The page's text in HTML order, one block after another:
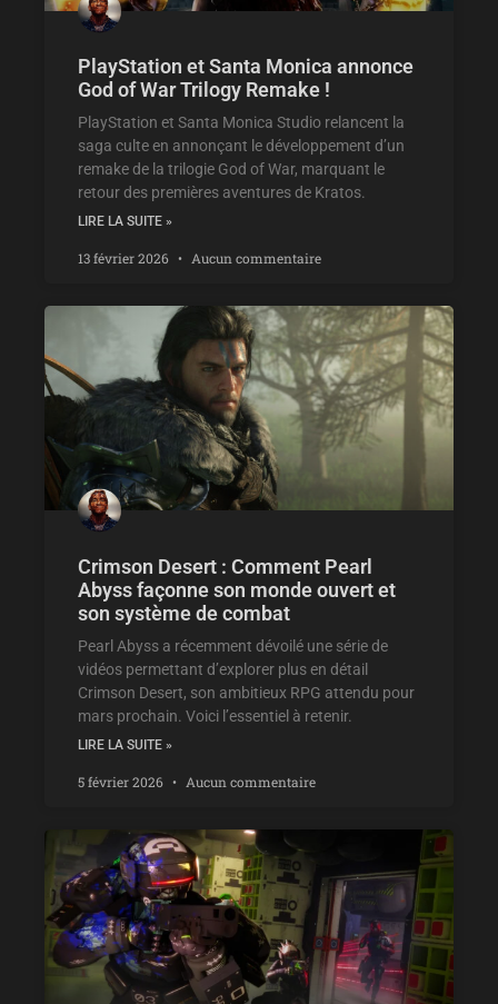
PlayStation et Santa Monica annonce
God of War Trilogy Remake !
PlayStation et Santa Monica Studio relancent la
saga culte en annonçant le développement d’un
remake de la trilogie God of War, marquant le
retour des premières aventures de Kratos.
LIRE LA SUITE »
13 février 2026 Aucun commentaire
Crimson Desert : Comment Pearl
Abyss façonne son monde ouvert et
son système de combat
Pearl Abyss a récemment dévoilé une série de
vidéos permettant d’explorer plus en détail
Crimson Desert, son ambitieux RPG attendu pour
mars prochain. Voici l’essentiel à retenir.
LIRE LA SUITE »
5 février 2026 Aucun commentaire